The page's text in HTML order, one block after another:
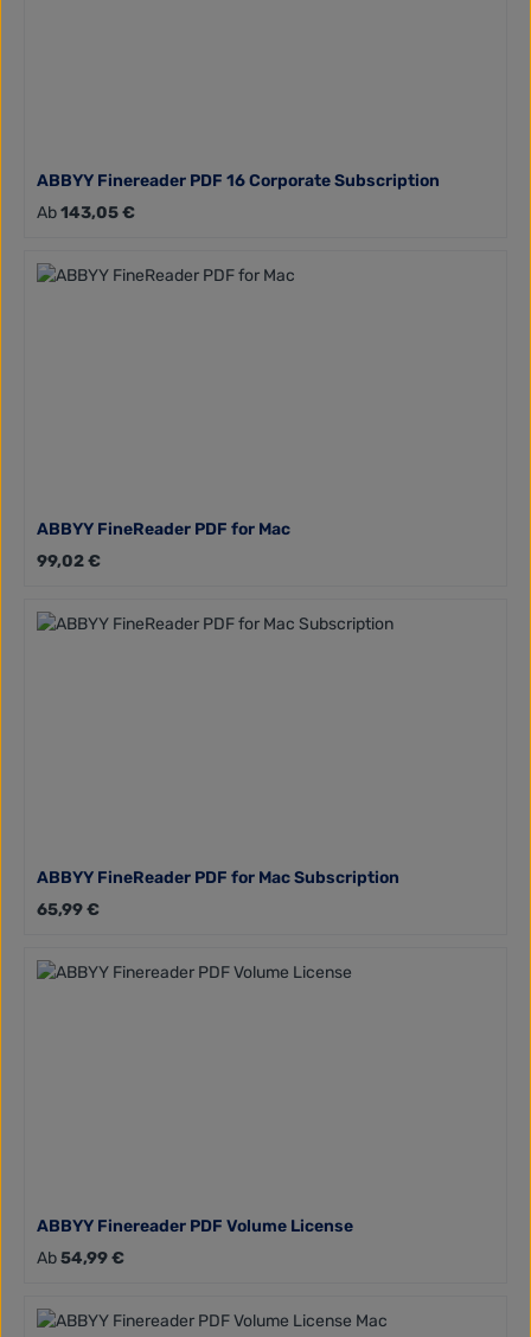
ABBYY Finereader PDF 16 Corporate Subscription
Regulärer Preis:
Ab143,05 €
ABBYY FineReader PDF for Mac
Regulärer Preis:
99,02 €
ABBYY FineReader PDF for Mac Subscription
Regulärer Preis:
65,99 €
ABBYY Finereader PDF Volume License
Regulärer Preis:
Ab54,99 €